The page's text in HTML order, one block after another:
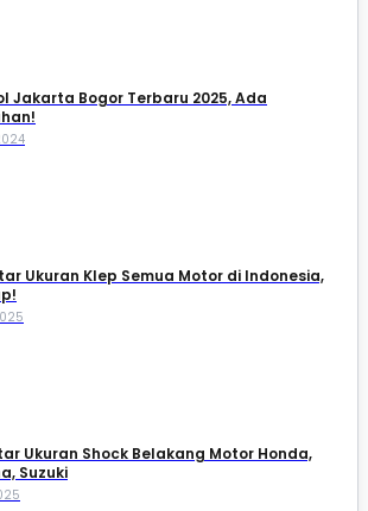
Jakarta Bogor Terbaru 2025, Ada
Ukuran Klep Semua Motor di Indonesia,
Ukuran Shock Belakang Motor Honda,
Suzuki​